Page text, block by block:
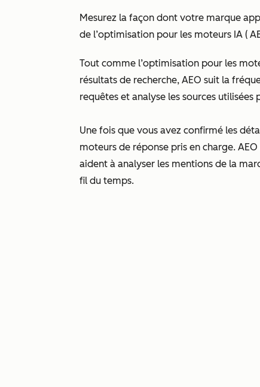
Mesurez la façon dont votre marque
de l’optimisation pour les moteurs IA (
Tout comme l’optimisation pour les
résultats de recherche, AEO suit la
requêtes et analyse les sources utilisées
Une fois que vous avez confirmé les
moteurs de réponse pris en charge.
aident à analyser les mentions de la
fil du temps.